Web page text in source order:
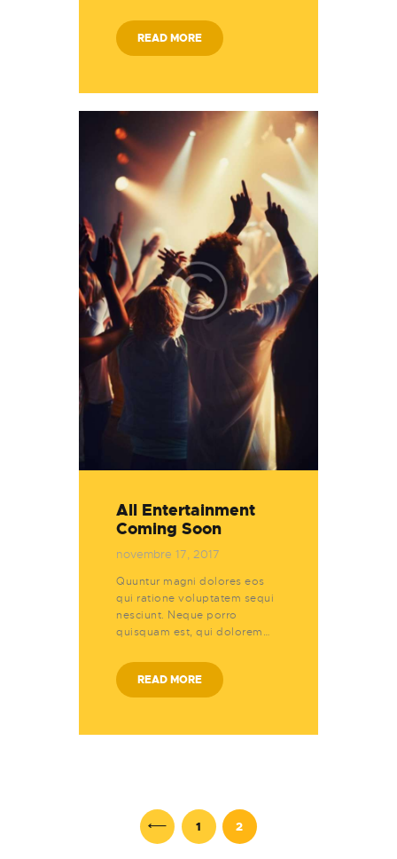
READ MORE
All Entertainment
Coming Soon
novembre 17, 2017
Quuntur magni dolores eos
qui ratione voluptatem sequi
nesciunt. Neque porro
quisquam est, qui dolorem…
READ MORE
Paginació
PAGE
1 PAGE
2